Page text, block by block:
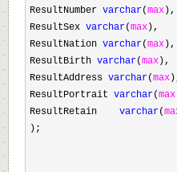
ResultNumber varchar(max
ResultSex varchar(max),
ResultNation varchar(max
ResultBirth varchar(max
ResultAddress varchar(max
ResultPortrait varchar(max
ResultRetain varchar(
);